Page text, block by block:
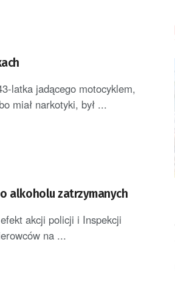
latka jadącego motocyklem,
miał narkotyki, był ...
alkoholu zatrzymanych
akcji policji i Inspekcji
na ...